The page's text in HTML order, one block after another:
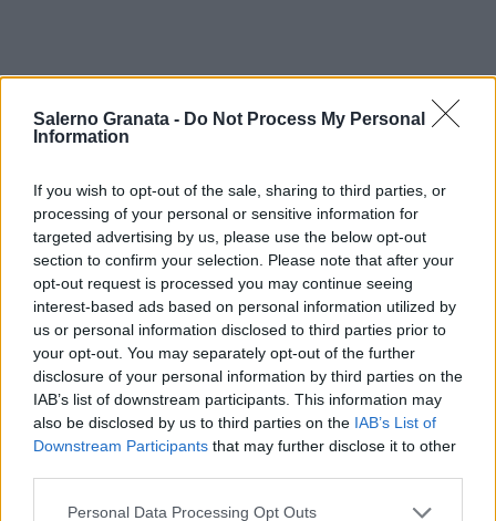
Salerno Granata - Do Not Process My Personal
Information
If you wish to opt-out of the sale, sharing to third parties, or
processing of your personal or sensitive information for
targeted advertising by us, please use the below opt-out
section to confirm your selection. Please note that after your
opt-out request is processed you may continue seeing
interest-based ads based on personal information utilized by
us or personal information disclosed to third parties prior to
your opt-out. You may separately opt-out of the further
disclosure of your personal information by third parties on the
IAB’s list of downstream participants. This information may
also be disclosed by us to third parties on the IAB’s List of
Downstream Participants that may further disclose it to other
Personal Data Processing Opt Outs